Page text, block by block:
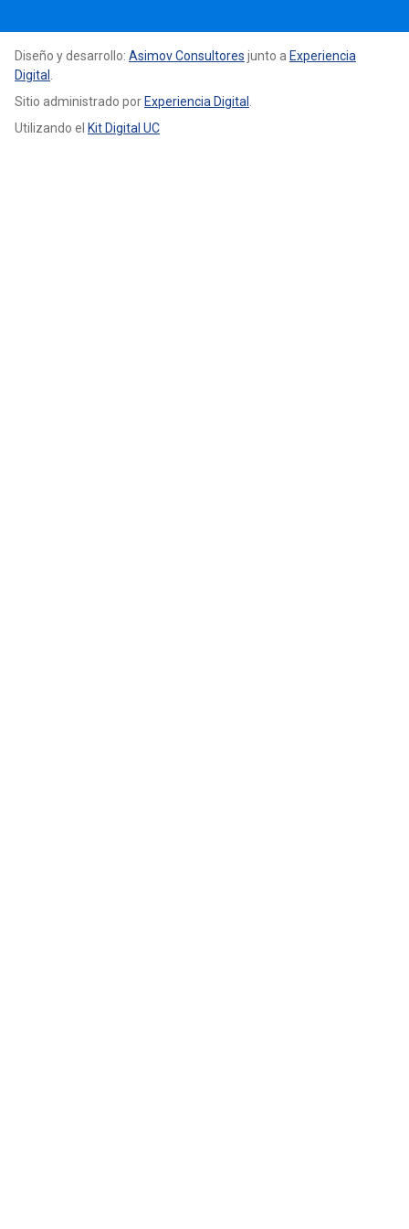
Diseño y desarrollo: Asimov Consultores junto a Experiencia
Digital
Sitio administrado por Experiencia Digital
Utilizando el Kit Digital UC